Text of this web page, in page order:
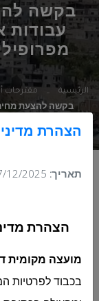
עבודות
الرئيسية
مقترحات
מפרופילי
הצהרת
תאריך:
הצהרת
מועצה מקומית
בכבוד לפרטיות